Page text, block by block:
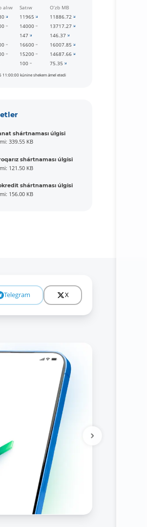
alıw Satıw
O‘zb MB
11965
11886.72
14000
13717.27
147
146.37
16600
16007.85
15200
14687.66
100 75.35
11:00:00 kúnine shekem ámel etedi
shártnaması úlgisi
339.55 KB
shártnaması úlgisi
121.50 KB
shártnaması úlgisi
156.00 KB
Telegram X